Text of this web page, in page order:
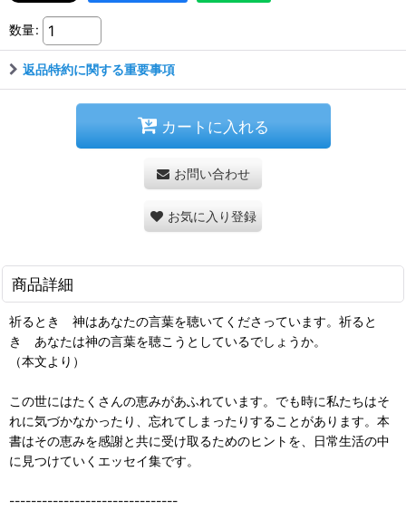
数量:
返品特約に関する重要事項
カートに入れる
お問い合わせ
お気に入り登録
商品詳細
祈るとき 神はあなたの言葉を聴いてくださっています。祈ると
き あなたは神の言葉を聴こうとしているでしょうか。
（本文より）
この世にはたくさんの恵みがあふれています。でも時に私たちはそ
れに気づかなかったり、忘れてしまったりすることがあります。本
書はその恵みを感謝と共に受け取るためのヒントを、日常生活の中
に見つけていくエッセイ集です。
-------------------------------